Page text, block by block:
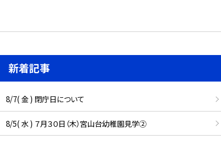
新着記事
8/7( 金 ) 閉庁日について
8/5( 水 ) ７月３０日（木）宮山台幼稚園見学②